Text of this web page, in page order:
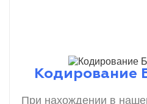
При нахождении в